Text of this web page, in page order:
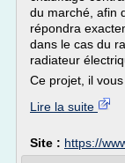
du marché, afin
répondra
dans le cas du
radiateur
Ce projet, il
Lire la suite
Site : https://